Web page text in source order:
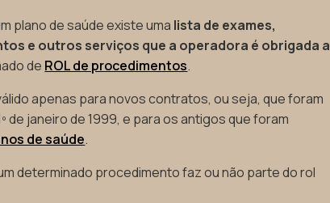
plano de saúde existe uma lista de exames,
e outros serviços que a operadora é obrigada a
de ROL de procedimentos.
apenas para novos contratos, ou seja, que foram
de janeiro de 1999, e para os antigos que foram
de saúde.
determinado procedimento faz ou não parte do rol